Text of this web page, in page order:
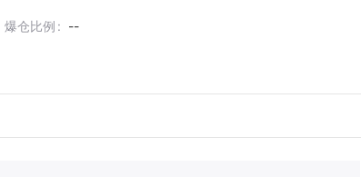
爆仓比例 --